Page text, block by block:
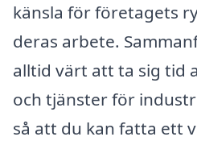
känsla för företagets
deras arbete.
alltid värt att ta sig tid
och tjänster för
så att du kan fatta ett